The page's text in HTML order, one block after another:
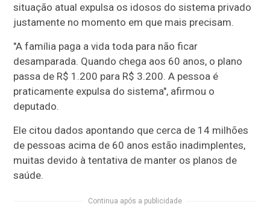
situação atual expulsa os idosos do sistema privado
justamente no momento em que mais precisam.
"A família paga a vida toda para não ficar
desamparada. Quando chega aos 60 anos, o plano
passa de R$ 1.200 para R$ 3.200. A pessoa é
praticamente expulsa do sistema", afirmou o
deputado.
Ele citou dados apontando que cerca de 14 milhões
de pessoas acima de 60 anos estão inadimplentes,
muitas devido à tentativa de manter os planos de
saúde.
Continua após a publicidade